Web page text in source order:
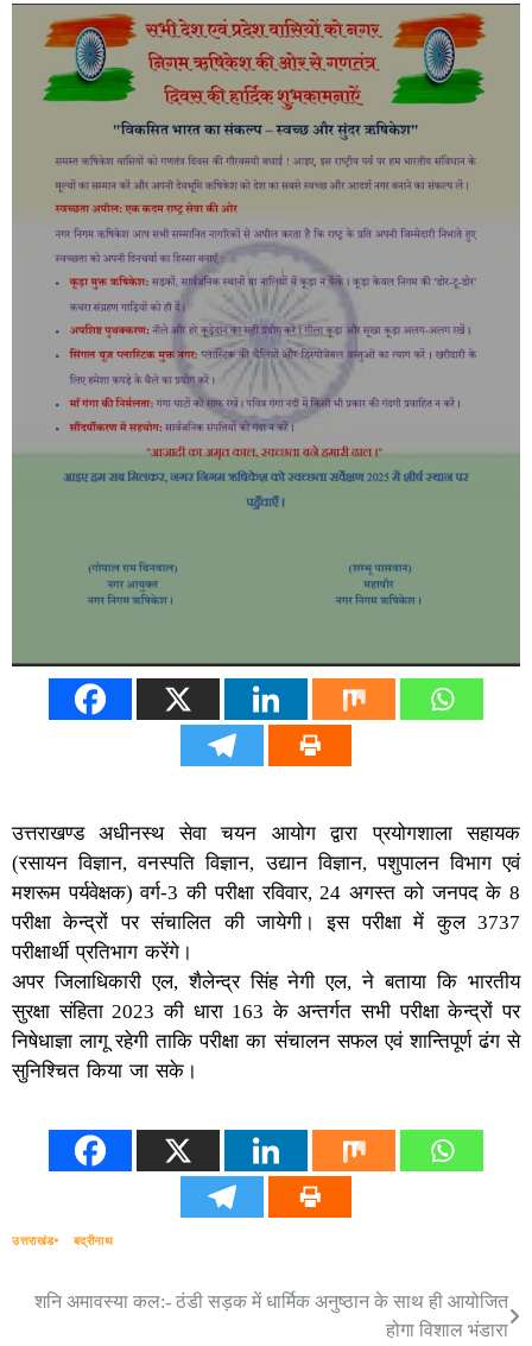
उत्तराखण्ड अधीनस्थ सेवा चयन आयोग द्वारा प्रयोगशाला सहायक
(रसायन विज्ञान, वनस्पति विज्ञान, उद्यान विज्ञान, पशुपालन विभाग एवं
मशरूम पर्यवेक्षक) वर्ग-3 की परीक्षा रविवार, 24 अगस्त को जनपद के 8
परीक्षा केन्द्रों पर संचालित की जायेगी। इस परीक्षा में कुल 3737
परीक्षार्थी प्रतिभाग करेंगे।
अपर जिलाधिकारी एल, शैलेन्द्र सिंह नेगी एल, ने बताया कि भारतीय
सुरक्षा संहिता 2023 की धारा 163 के अन्तर्गत सभी परीक्षा केन्द्रों पर
निषेधाज्ञा लागू रहेगी ताकि परीक्षा का संचालन सफल एवं शान्तिपूर्ण ढंग से
सुनिश्चित किया जा सके।
उत्तराखंड बद्रीनाथ
Post
शनि अमावस्या कल:- ठंडी सड़क में धार्मिक अनुष्ठान के साथ ही आयोजित
होगा विशाल भंडारा